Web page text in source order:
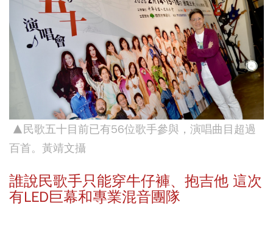
▲民歌五十目前已有56位歌手參與，演唱曲目超過
百首。黃靖文攝
誰說民歌手只能穿牛仔褲、抱吉他 這次
有LED巨幕和專業混音團隊